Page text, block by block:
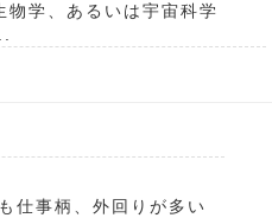
学、あるいは宇宙科学
仕事柄、外回りが多い